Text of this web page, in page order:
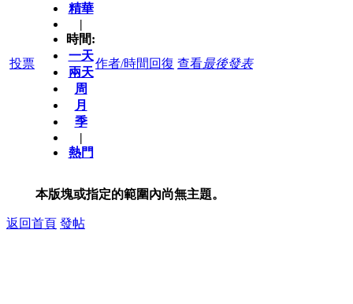
投票
精華
|
時間:
一天
兩天
周
月
季
|
熱門
作者/時間 回復 查看最後發表
本版塊或指定的範圍內尚無主題。
返回首頁 發帖